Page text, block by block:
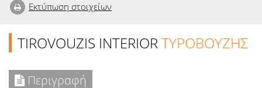
Εκτύπωση στοιχείων
TIROVOUZIS INTERIORΤΥΡΟΒΟΥΖΗΣ
Περιγραφή